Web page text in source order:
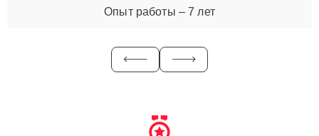
Опыт работы – 7 лет